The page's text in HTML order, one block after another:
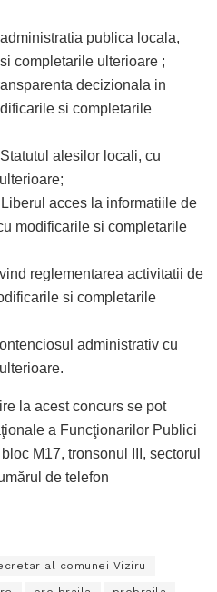
publica locala,
completarile ulterioare ;
decizionala in
si completarile
alesilor locali, cu
acces la informatiile de
modificarile si completarile
reglementarea activitatii de
si completarile
administrativ cu
la acest concurs se pot
a Funcţionarilor Publici
M17, tronsonul III, sectorul
de telefon
al comunei Viziru